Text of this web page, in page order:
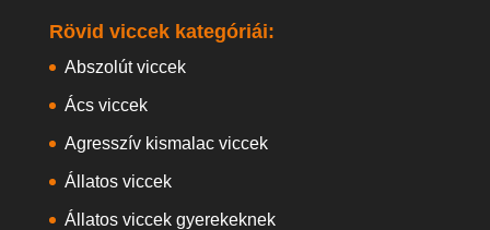
Rövid viccek kategóriái:
Abszolút viccek
Ács viccek
Agresszív kismalac viccek
Állatos viccek
Állatos viccek gyerekeknek